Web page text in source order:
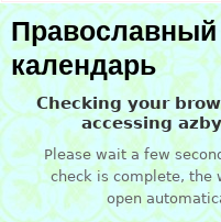
Православный
календарь